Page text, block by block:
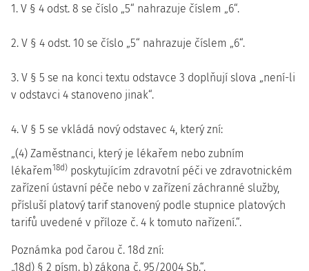
1. V § 4 odst. 8 se číslo „5“ nahrazuje číslem „6“.
2. V § 4 odst. 10 se číslo „5“ nahrazuje číslem „6“.
3. V § 5 se na konci textu odstavce 3 doplňují slova „není-li
v odstavci 4 stanoveno jinak“.
4. V § 5 se vkládá nový odstavec 4, který zní:
„(4) Zaměstnanci, který je lékařem nebo zubním
lékařem18d) poskytujícím zdravotní péči ve zdravotnickém
zařízení ústavní péče nebo v zařízení záchranné služby,
přísluší platový tarif stanovený podle stupnice platových
tarifů uvedené v příloze č. 4 k tomuto nařízení.“.
Poznámka pod čarou č. 18d zní:
„18d) § 2 písm. b) zákona č. 95/2004 Sb.“.